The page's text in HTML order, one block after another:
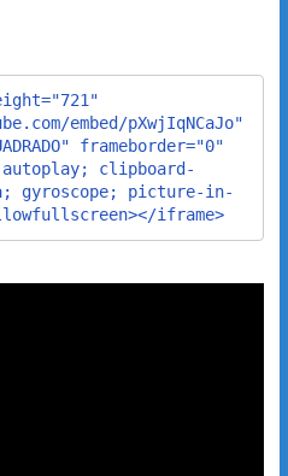
embed/pXwjIqNCaJo"
frameborder="0"
clipboard-
gyroscope; picture-in-
iframe>